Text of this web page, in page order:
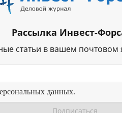
Рассылка Инвест-
статьи в вашем почтовом
данных.